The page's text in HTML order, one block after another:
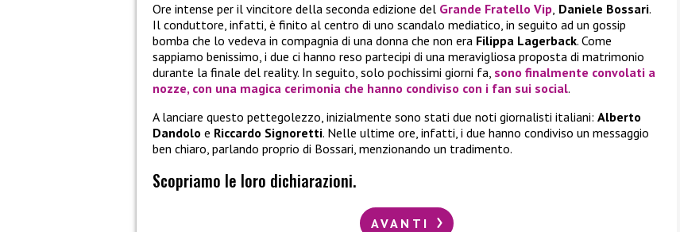
Ore intense per il vincitore della seconda edizione del Grande Fratello Vip, Daniele Bossari.
Il conduttore, infatti, è finito al centro di uno scandalo mediatico, in seguito ad un gossip
bomba che lo vedeva in compagnia di una donna che non era Filippa Lagerback. Come
sappiamo benissimo, i due ci hanno reso partecipi di una meravigliosa proposta di matrimonio
durante la finale del reality. In seguito, solo pochissimi giorni fa, sono finalmente convolati a
nozze, con una magica cerimonia che hanno condiviso con i fan sui social.
A lanciare questo pettegolezzo, inizialmente sono stati due noti giornalisti italiani: Alberto
Dandolo e Riccardo Signoretti. Nelle ultime ore, infatti, i due hanno condiviso un messaggio
ben chiaro, parlando proprio di Bossari, menzionando un tradimento.
Scopriamo le loro dichiarazioni.
AVANTI